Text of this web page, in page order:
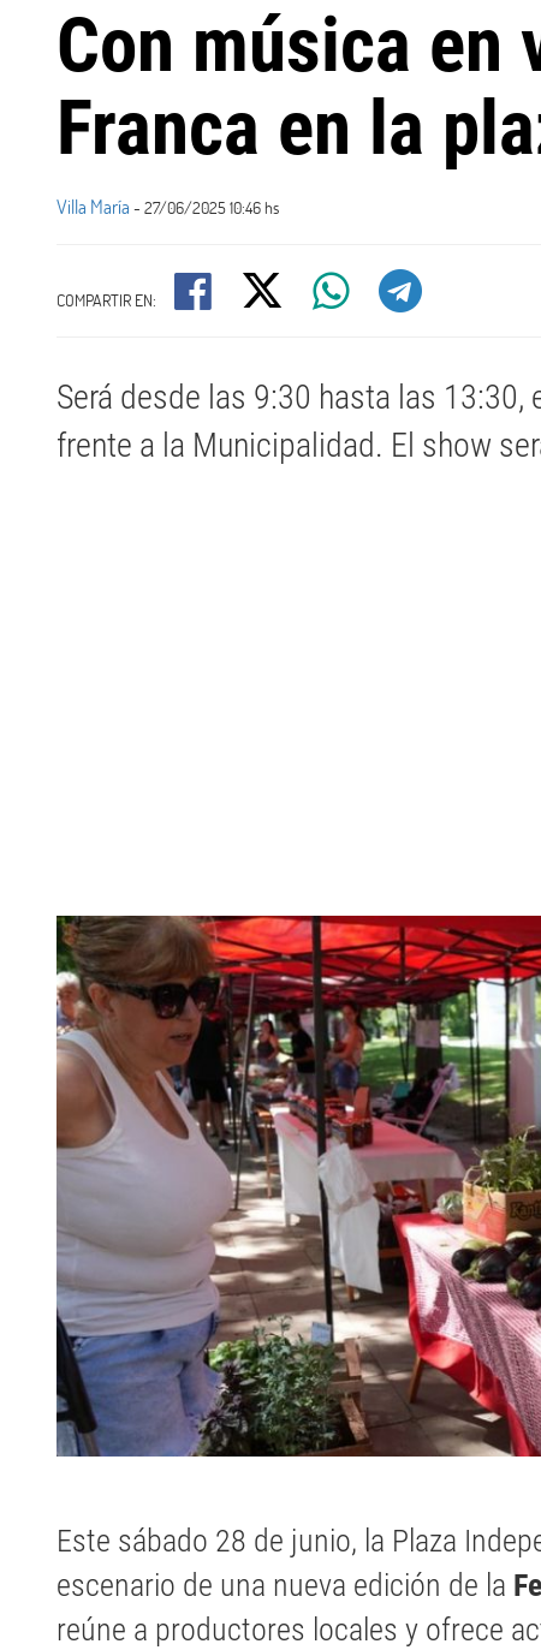
Con música en
Franca en la
Villa María - 27/06/2025 10:46 hs
COMPARTIR EN:
Será desde las 9:30 hasta las 13:30,
frente a la Municipalidad. El show
Este sábado 28 de junio, la Plaza
escenario de una nueva edición de la
reúne a productores locales y ofrece